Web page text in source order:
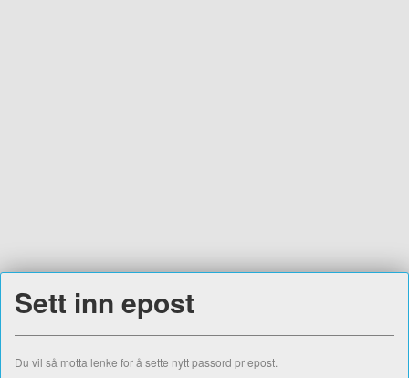
Sett inn epost
Du vil så motta lenke for å sette nytt passord pr epost.